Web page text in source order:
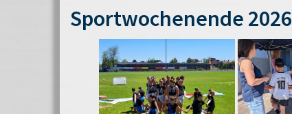
Sportwochenende 2026